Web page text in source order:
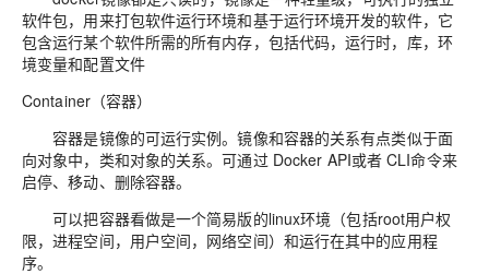
软件包，用来打包软件运行环境和基于运行环境开发的软件，它
包含运行某个软件所需的所有内存，包括代码，运行时，库，环
境变量和配置文件
Container（容器）
容器是镜像的可运行实例。镜像和容器的关系有点类似于面
向对象中，类和对象的关系。可通过 Docker API或者CLI命令来
启停、移动、删除容器。
可以把容器看做是一个简易版的linux环境（包括root用户权
限，进程空间，用户空间，网络空间）和运行在其中的应用程
序。